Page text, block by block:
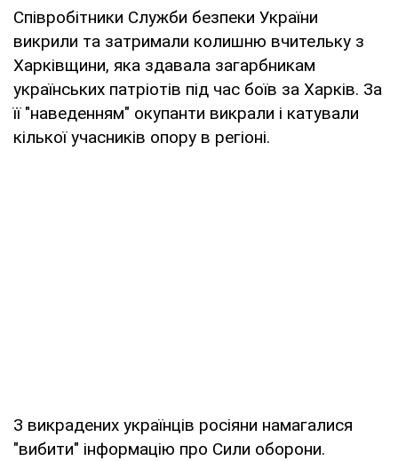
Співробітники Служби безпеки України
викрили та затримали колишню вчительку з
Харківщини, яка здавала загарбникам
українських патріотів під час боїв за Харків. За
її "наведенням" окупанти викрали і катували
кілької учасників опору в регіоні.
З викрадених українців росіяни намагалися
"вибити" інформацію про Сили оборони.